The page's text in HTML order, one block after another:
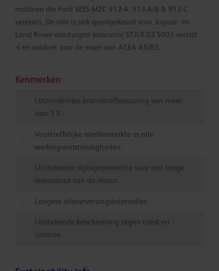
motoren die Ford WSS M2C 912-A, 913-A/B & 913-C
vereisen. De olie is ook goedgekeurd voor Jaguar- en
Land Rover-voertuigen waarvoor STJLR.03.5003 vereist
is en voldoet aan de eisen van ACEA A5/B5.
Kenmerken
Uitzonderlijke brandstofbesparing van meer
dan 3%.
Voortreffelijke oliefilmsterkte in alle
werkingsomstandigheden.
Uitstekende slijtagepreventie voor een lange
levensduur van de motor.
Langere olieverversingsintervallen
Uitstekende bescherming tegen roest en
corrosie.